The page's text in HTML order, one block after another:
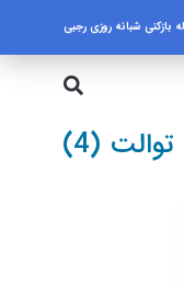
بازکنی شبانه روزی رجبی
(4)